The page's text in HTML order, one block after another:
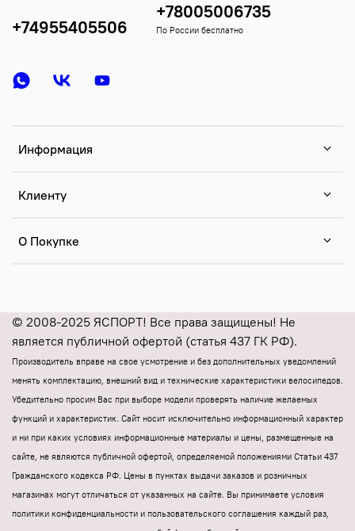
Информация
Клиенту
О Покупке
+74955405506
+78005006735
По России бесплатно
© 2008-2025 ЯСПОРТ! Все права защищены! Не
является публичной офертой (статья 437 ГК РФ).
Производитель вправе на свое усмотрение и без дополнительных уведомлений
менять комплектацию, внешний вид и технические характеристики велосипедов.
Убедительно просим Вас при выборе модели проверять наличие желаемых
функций и характеристик. Cайт носит исключительно информационный характер
и ни при каких условиях информационные материалы и цены, размещенные на
сайте, не являются публичной офертой, определяемой положениями Статьи 437
Гражданского кодекса РФ. Цены в пунктах выдачи заказов и розничных
магазинах могут отличаться от указанных на сайте. Вы принимаете условия
политики конфиденциальности и пользовательского соглашения каждый раз,